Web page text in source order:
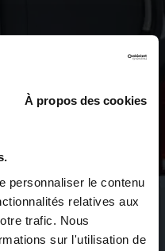
À propos des cookies
personnaliser le contenu
relatives aux
trafic. Nous
sur l'utilisation de